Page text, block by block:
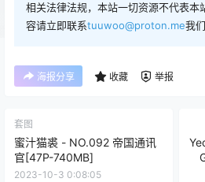
相关法律法规，本站一切资源不代表本
容请立即联系tuuwoo@proton.me我
海报分享 收藏 举报
套图
蜜汁猫裘 - NO.092 帝国通讯
官[47P-740MB]
2023-10-3 0:08:05